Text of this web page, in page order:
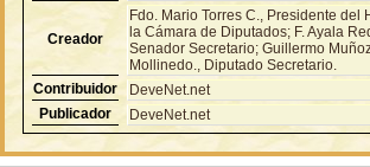
Creador
Fdo. Mario Torres C., Presidente
la Cámara de Diputados; F. Ayala
Senador Secretario; Guillermo
Mollinedo., Diputado Secretario.
Contribuidor
DeveNet.net
Publicador
DeveNet.net